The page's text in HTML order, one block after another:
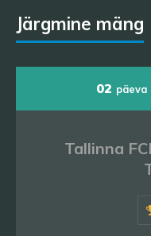
Järgmine mäng
02 päeva
Tallinna